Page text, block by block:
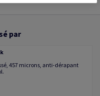
par
457 microns, anti-dérapant